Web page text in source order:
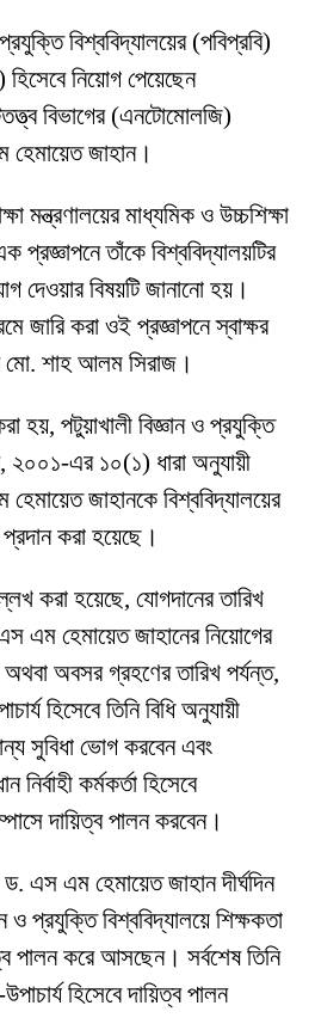
বিশ্ববিদ্যালয়ের (পবিপ্রবি)
হিসেবে নিয়োগ পেয়েছেন
বিভাগের (এনটোমোলজি)
জাহান।
মন্ত্রণালয়ের মাধ্যমিক ও উচ্চশিক্ষা
প্রজ্ঞাপনে তাঁকে বিশ্ববিদ্যালয়টির
দেওয়ার বিষয়টি জানানো হয়।
জারি করা ওই প্রজ্ঞাপনে স্বাক্ষর
মো. শাহ আলম সিরাজ।
হয়, পটুয়াখালী বিজ্ঞান ও প্রযুক্তি
২০০১-এর ১০(১) ধারা অনুযায়ী
জাহানকে বিশ্ববিদ্যালয়ের
প্রদান করা হয়েছে।
করা হয়েছে, যোগদানের তারিখ
এম হেমায়েত জাহানের নিয়োগের
অথবা অবসর গ্রহণের তারিখ পর্যন্ত,
হিসেবে তিনি বিধি অনুযায়ী
সুবিধা ভোগ করবেন এবং
নির্বাহী কর্মকর্তা হিসেবে
দায়িত্ব পালন করবেন।
এস এম হেমায়েত জাহান দীর্ঘদিন
ও প্রযুক্তি বিশ্ববিদ্যালয়ে শিক্ষকতা
পালন করে আসছেন। সর্বশেষ তিনি
হিসেবে দায়িত্ব পালন